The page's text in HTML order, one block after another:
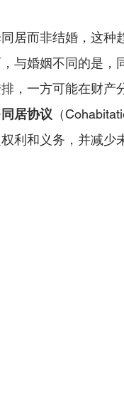
居而非结婚，这
与婚姻不同的是，
，一方可能在财
同居协议 （
利和义务，并减少